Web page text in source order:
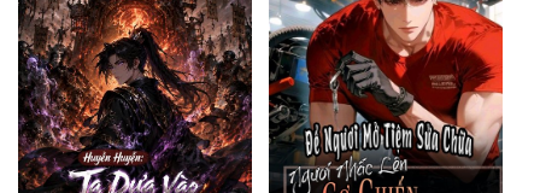
Quân Sự
Sảng Văn
Sắc
Sủng